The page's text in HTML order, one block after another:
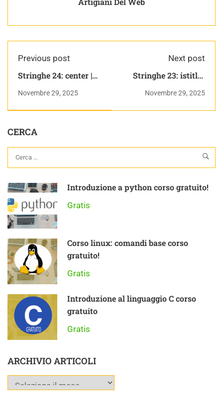
Previous post
Stringhe 24: center |
completo
Novembre 29, 2025
Next post
Stringhe 23: istitle |
completo
Novembre 29, 2025
CERCA
Introduzione a python corso gratuito!
Gratis
Corso linux: comandi base corso
gratuito!
Gratis
Introduzione al linguaggio C corso
gratuito
Gratis
ARCHIVIO ARTICOLI